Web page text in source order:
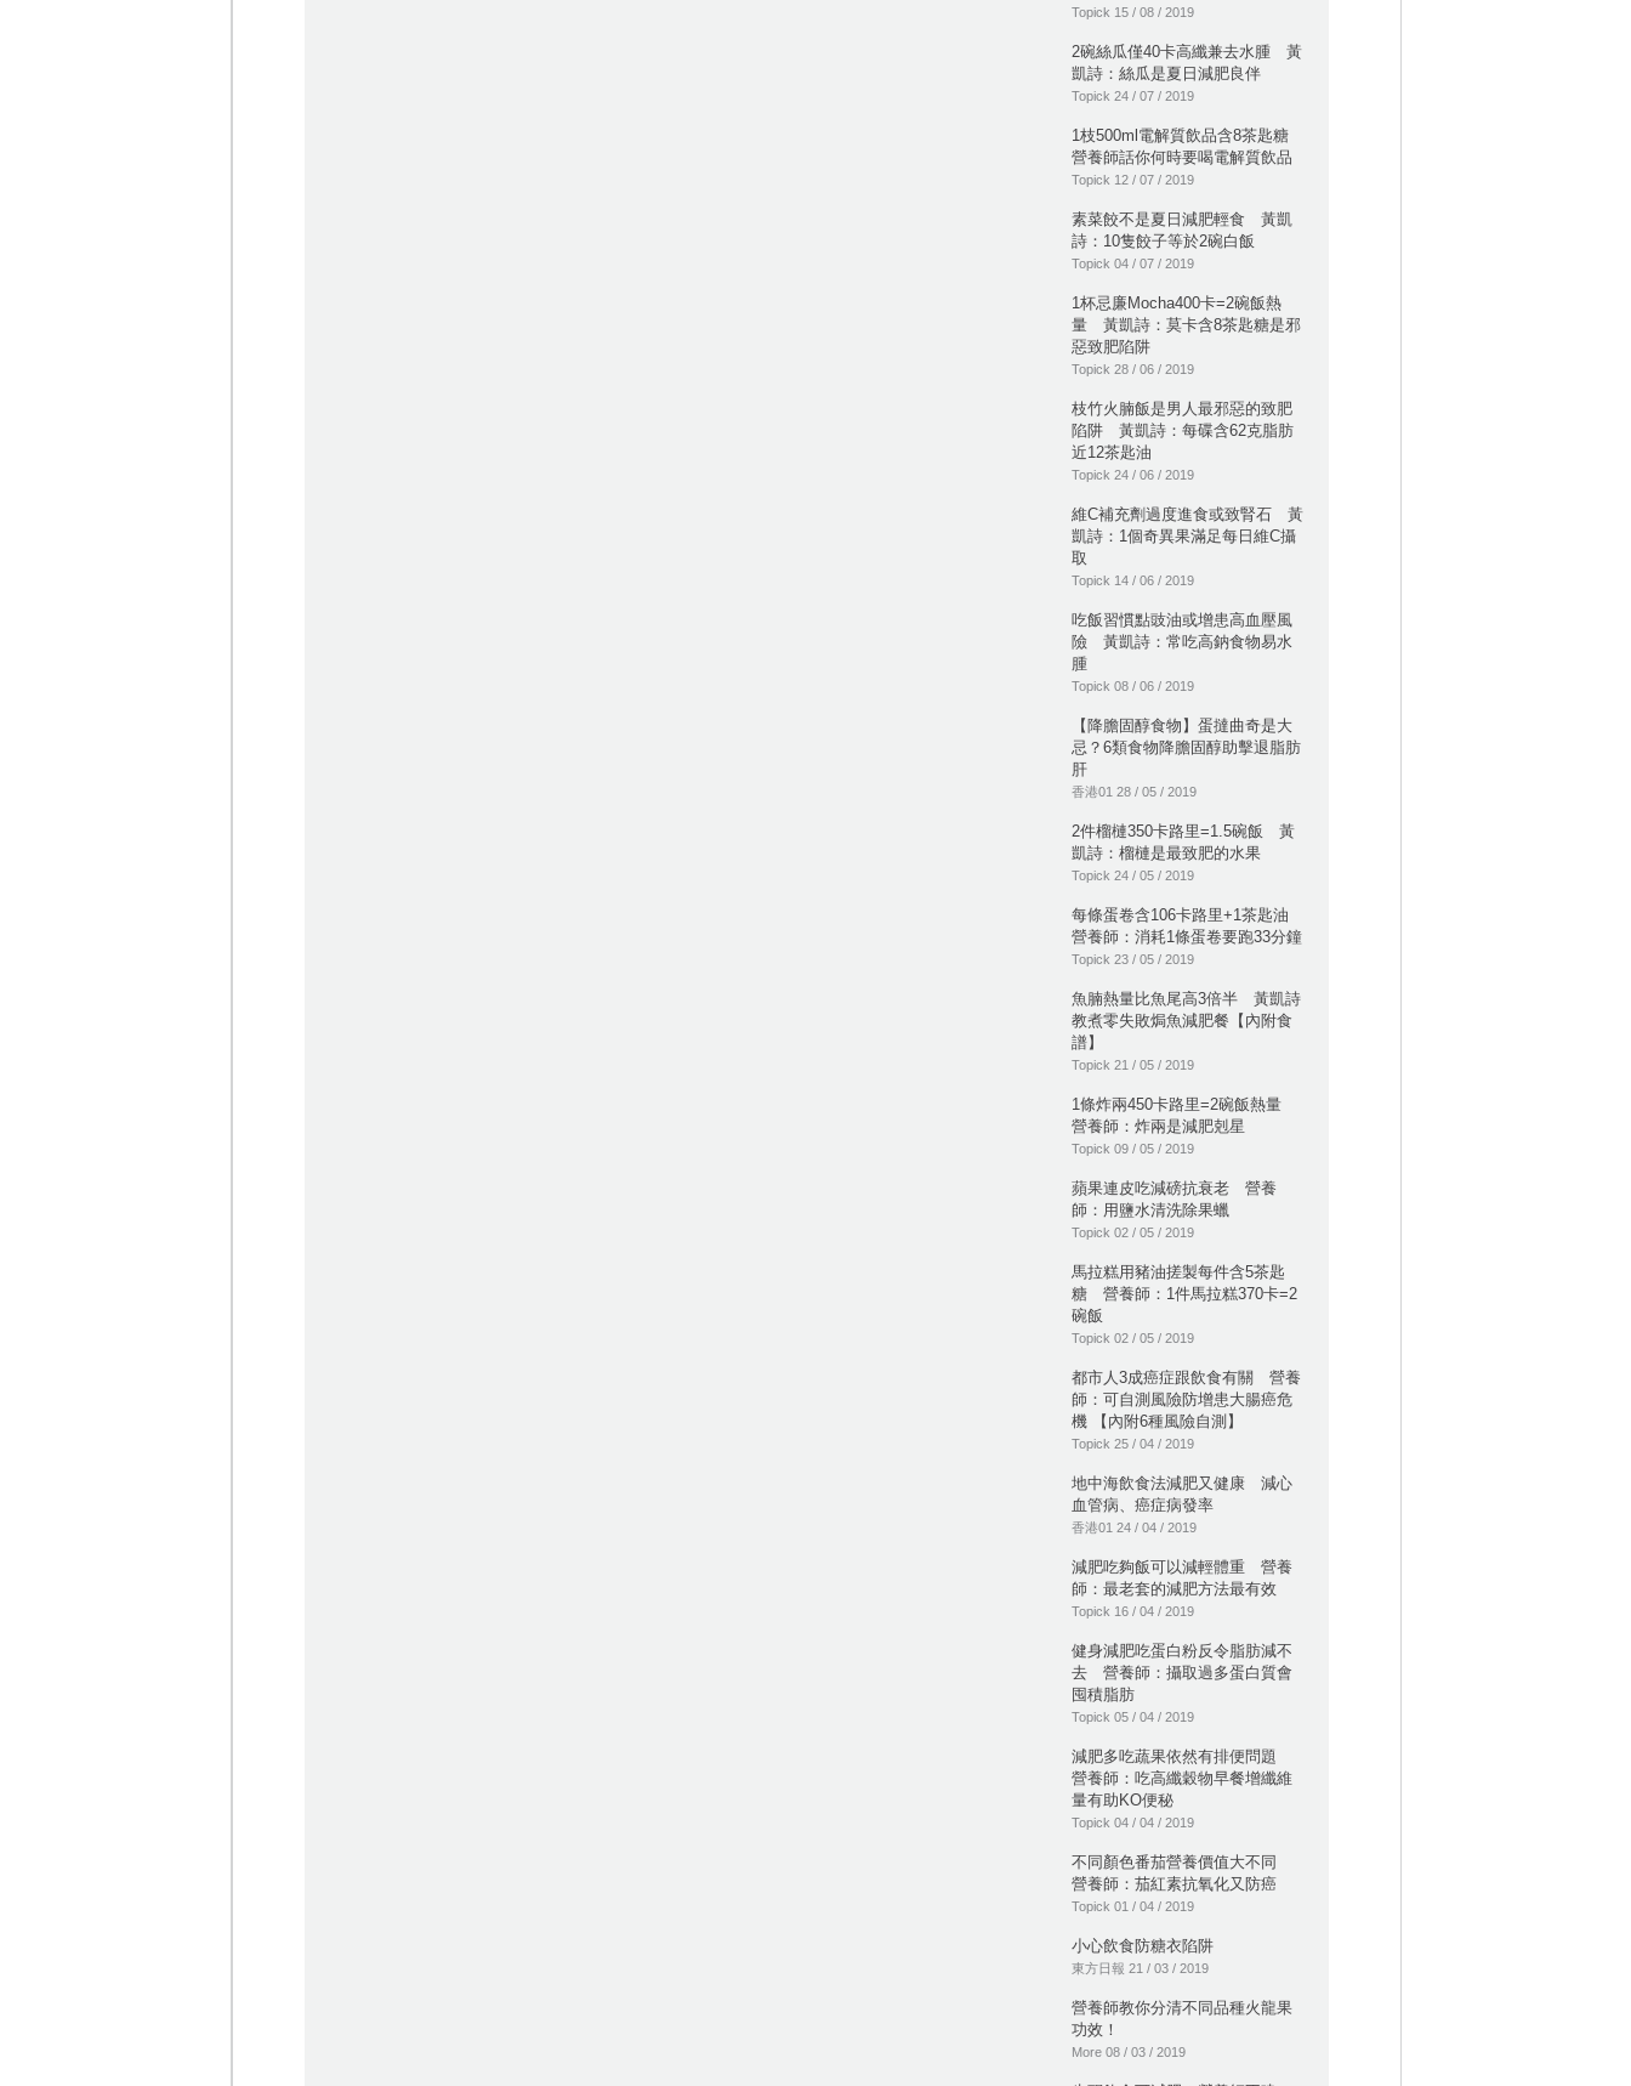
Topick 15 / 08 / 2019
2碗絲瓜僅40卡高纖兼去水腫 黃
凱詩：絲瓜是夏日減肥良伴
Topick 24 / 07 / 2019
1枝500ml電解質飲品含8茶匙糖
營養師話你何時要喝電解質飲品
Topick 12 / 07 / 2019
素菜餃不是夏日減肥輕食 黃凱
詩：10隻餃子等於2碗白飯
Topick 04 / 07 / 2019
1杯忌廉Mocha400卡=2碗飯熱
量 黃凱詩：莫卡含8茶匙糖是邪
惡致肥陷阱
Topick 28 / 06 / 2019
枝竹火腩飯是男人最邪惡的致肥
陷阱 黃凱詩：每碟含62克脂肪
近12茶匙油
Topick 24 / 06 / 2019
維C補充劑過度進食或致腎石 黃
凱詩：1個奇異果滿足每日維C攝
取
Topick 14 / 06 / 2019
吃飯習慣點豉油或增患高血壓風
險 黃凱詩：常吃高鈉食物易水
腫
Topick 08 / 06 / 2019
【降膽固醇食物】蛋撻曲奇是大
忌？6類食物降膽固醇助擊退脂肪
肝
香港01 28 / 05 / 2019
2件榴槤350卡路里=1.5碗飯 黃
凱詩：榴槤是最致肥的水果
Topick 24 / 05 / 2019
每條蛋卷含106卡路里+1茶匙油
營養師：消耗1條蛋卷要跑33分鐘
Topick 23 / 05 / 2019
魚腩熱量比魚尾高3倍半 黃凱詩
教煮零失敗焗魚減肥餐【內附食
譜】
Topick 21 / 05 / 2019
1條炸兩450卡路里=2碗飯熱量
營養師：炸兩是減肥剋星
Topick 09 / 05 / 2019
蘋果連皮吃減磅抗衰老 營養
師：用鹽水清洗除果蠟
Topick 02 / 05 / 2019
馬拉糕用豬油搓製每件含5茶匙
糖 營養師：1件馬拉糕370卡=2
碗飯
Topick 02 / 05 / 2019
都市人3成癌症跟飲食有關 營養
師：可自測風險防增患大腸癌危
機 【內附6種風險自測】
Topick 25 / 04 / 2019
地中海飲食法減肥又健康 減心
血管病、癌症病發率
香港01 24 / 04 / 2019
減肥吃夠飯可以減輕體重 營養
師：最老套的減肥方法最有效
Topick 16 / 04 / 2019
健身減肥吃蛋白粉反令脂肪減不
去 營養師：攝取過多蛋白質會
囤積脂肪
Topick 05 / 04 / 2019
減肥多吃蔬果依然有排便問題
營養師：吃高纖穀物早餐增纖維
量有助KO便秘
Topick 04 / 04 / 2019
不同顏色番茄營養價值大不同
營養師：茄紅素抗氧化又防癌
Topick 01 / 04 / 2019
小心飲食防糖衣陷阱
東方日報 21 / 03 / 2019
營養師教你分清不同品種火龍果
功效！
More 08 / 03 / 2019